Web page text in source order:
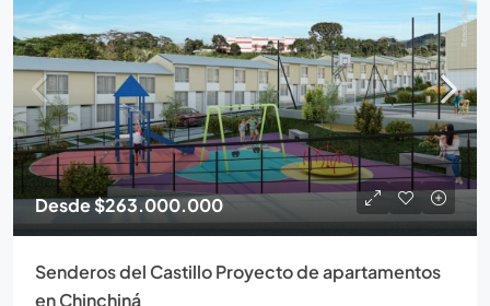
Desde$263.000.000
Senderos del Castillo Proyecto de apartamentos
en Chinchiná